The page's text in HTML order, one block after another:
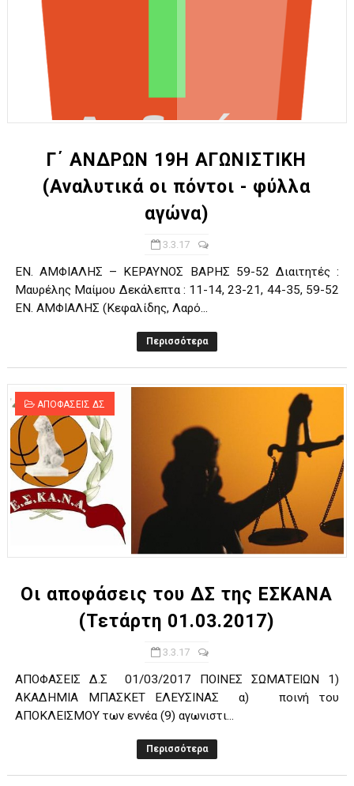
Γ΄ ΑΝΔΡΩΝ 19Η ΑΓΩΝΙΣΤΙΚΗ
(Αναλυτικά οι πόντοι - φύλλα
αγώνα)
3.3.17
ΕΝ. ΑΜΦΙΑΛΗΣ – ΚΕΡΑΥΝΟΣ ΒΑΡΗΣ 59-52 Διαιτητές :
Μαυρέλης Μαίμου Δεκάλεπτα : 11-14, 23-21, 44-35, 59-52
ΕΝ. ΑΜΦΙΑΛΗΣ (Κεφαλίδης, Λαρό...
Περισσότερα
ΑΠΟΦΑΣΕΙΣ ΔΣ
Οι αποφάσεις του ΔΣ της ΕΣΚΑΝΑ
(Τετάρτη 01.03.2017)
3.3.17
ΑΠΟΦΑΣΕΙΣ Δ.Σ 01/03/2017 ΠΟΙΝΕΣ ΣΩΜΑΤΕΙΩΝ 1)
ΑΚΑΔΗΜΙΑ ΜΠΑΣΚΕΤ ΕΛΕΥΣΙΝΑΣ α) ποινή του
ΑΠΟΚΛΕΙΣΜΟΥ των εννέα (9) αγωνιστι...
Περισσότερα